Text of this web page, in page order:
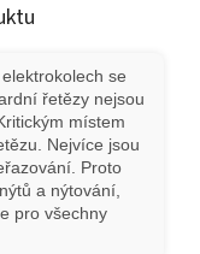
se
řetězy nejsou
místem
Nejvíce jsou
Proto
a nýtování,
pro všechny